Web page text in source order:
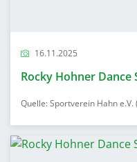
16.11.2025
Rocky Hohner Dance
Quelle: Sportverein Hahn